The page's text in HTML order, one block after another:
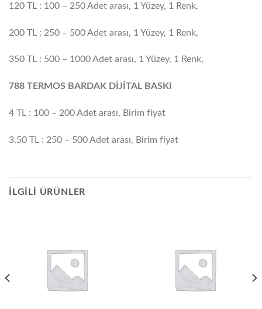
120 TL : 100 – 250 Adet arası, 1 Yüzey, 1 Renk,
200 TL : 250 – 500 Adet arası, 1 Yüzey, 1 Renk,
350 TL : 500 – 1000 Adet arası, 1 Yüzey, 1 Renk,
788 TERMOS BARDAK DİJİTAL BASKI
4 TL : 100 – 200 Adet arası, Birim fiyat
3,50 TL : 250 – 500 Adet arası, Birim fiyat
İLGILI ÜRÜNLER